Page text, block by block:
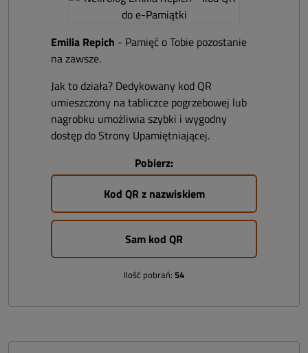
Emilia Repich - Pamięć o Tobie pozostanie
na zawsze.
Jak to działa? Dedykowany kod QR
umieszczony na tabliczce pogrzebowej lub
nagrobku umożliwia szybki i wygodny
dostęp do Strony Upamiętniającej.
Pobierz:
Kod QR z nazwiskiem
Sam kod QR
Ilość pobrań: 54